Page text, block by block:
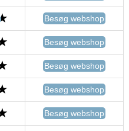
Besøg webshop
Besøg webshop
Besøg webshop
Besøg webshop
Besøg webshop